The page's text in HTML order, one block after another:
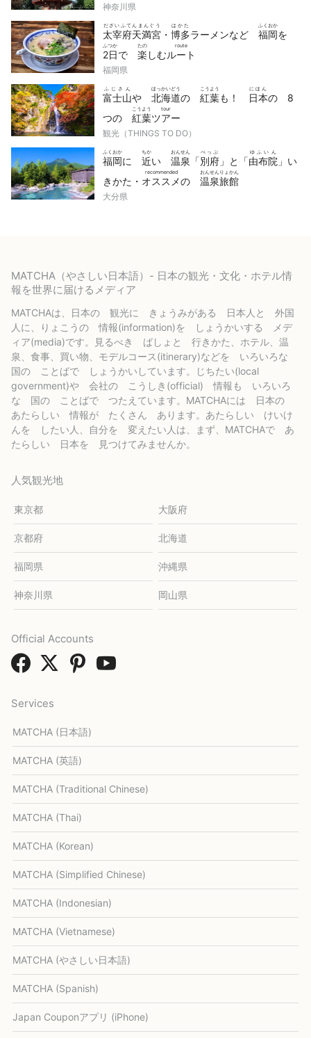
神奈川県
太宰府天満宮
だざいふてんまんぐう
・ 博多
はかた
ラーメンなど 福岡
ふくおか
を
2日
ふつか
で 楽
たの
しむルート
route
福岡県
富士山
ふじさん
や 北海道
ほっかいどう
の 紅葉
こうよう
も！ 日本
にほん
の 8
つの 紅葉
こうよう
ツアー
tour
観光（THINGS TO DO）
福岡
ふくおか
に 近
ちか
い 温泉
おんせん
「別府
べっぷ
」と「由布院
ゆふいん
」い
きかた・ オススメ
recommended
の 温泉旅館
おんせんりょかん
大分県
MATCHA（やさしい日本語）- 日本の観光・文化・ホテル情
報を世界に届けるメディア
MATCHAは、日本の 観光に きょうみがある 日本人と 外国
人に、りょこうの 情報(information)を しょうかいする メデ
ィア(media)です。見るべき ばしょと 行きかた、ホテル、温
泉、食事、買い物、モデルコース(itinerary)などを いろいろな
国の ことばで しょうかいしています。じちたい(local
government)や 会社の こうしき(official) 情報も いろいろ
な 国の ことばで つたえています。MATCHAには 日本の
あたらしい 情報が たくさん あります。あたらしい けいけ
んを したい人、自分を 変えたい人は、まず、MATCHAで あ
たらしい 日本を 見つけてみませんか。
人気観光地
東京都 大阪府
京都府 北海道
福岡県 沖縄県
神奈川県 岡山県
Services
MATCHA (日本語)
MATCHA (英語)
MATCHA (Traditional Chinese)
MATCHA (Thai)
MATCHA (Korean)
MATCHA (Simplified Chinese)
MATCHA (Indonesian)
MATCHA (Vietnamese)
MATCHA (やさしい日本語)
MATCHA (Spanish)
Japan Couponアプリ (iPhone)
Official Accounts